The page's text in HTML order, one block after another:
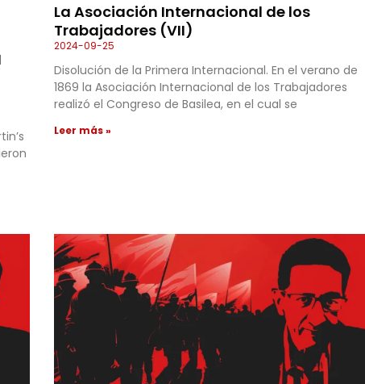
La Asociación Internacional de los
Trabajadores (VII)
2024-09-25
Disolución de la Primera Internacional. En el verano de
1869 la Asociación Internacional de los Trabajadores
realizó el Congreso de Basilea, en el cual se
Leer más »